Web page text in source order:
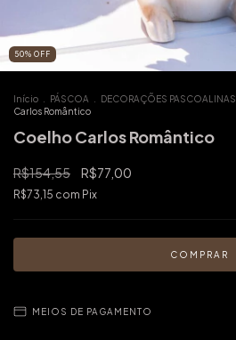
50% OFF
Início PÁSCOA DECORAÇÕES PASCOALINAS
Carlos Romântico
Coelho Carlos Romântico
R$154,55 R$77,00
R$73,15 com Pix
MEIOS DE PAGAMENTO